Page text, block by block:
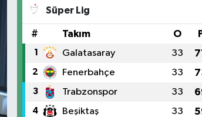
Süper Lig
# Takım O
1 Galatasaray 33
2 Fenerbahçe 33
3 Trabzonspor 33
4 Beşiktaş 33